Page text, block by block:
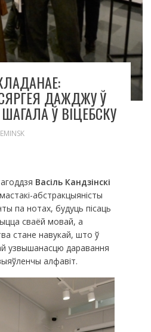
ДАЖДЖУ Ў
Ў ВІЦЕБСКУ
Васіль Кандзінскі
абстракцыяністы
па нотах, будуць пісаць
сваёй мовай, а
стане навукай, што ў
узвышанасцю даравання
алфавіт.